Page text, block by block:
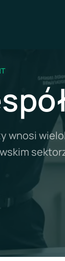
wnosi